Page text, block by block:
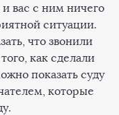
вас с ним ничего
ситуации.
что звонили
как сделали
показать суду
которые